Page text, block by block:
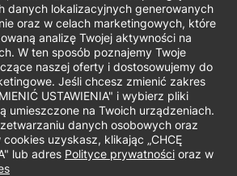
stopnia
danych lokalizacyjnych generowanych
oraz w celach marketingowych, które
analizę Twojej aktywności na
W ten sposób poznajemy Twoje
naszej oferty i dostosowujemy do
Jeśli chcesz zmienić zakres
USTAWIENIA" i wybierz pliki
umieszczone na Twoich urządzeniach.
danych osobowych oraz
uzyskasz, klikając „CHCĘ
lub adres Polityce prywatności oraz w